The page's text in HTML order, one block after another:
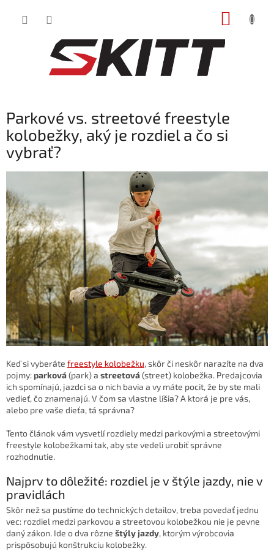
Parkové vs. streetové freestyle
kolobežky, aký je rozdiel a čo si
vybrať?
Keď si vyberáte freestyle kolobežku, skôr či neskôr narazíte na dva
pojmy:parková(park) a streetová(street) kolobežka. Predajcovia
ich spomínajú, jazdci sa o nich bavia a vy máte pocit, že by ste mali
vedieť, čo znamenajú. V čom sa vlastne líšia? A ktorá je pre vás,
alebo pre vaše dieťa, tá správna?
Tento článok vám vysvetlí rozdiely medzi parkovými a streetovými
freestyle kolobežkami tak, aby ste vedeli urobiť správne
rozhodnutie.
Najprv to dôležité: rozdiel je v štýle jazdy, nie v
pravidlách
Skôr než sa pustíme do technických detailov, treba povedať jednu
vec: rozdiel medzi parkovou a streetovou kolobežkou nie je pevne
daný zákon. Ide o dva rôzne štýly jazdy, ktorým výrobcovia
prispôsobujú konštrukciu kolobežky.